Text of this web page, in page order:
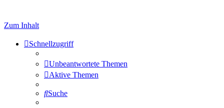
Zum Inhalt
Schnellzugriff
Unbeantwortete Themen
Aktive Themen
Suche